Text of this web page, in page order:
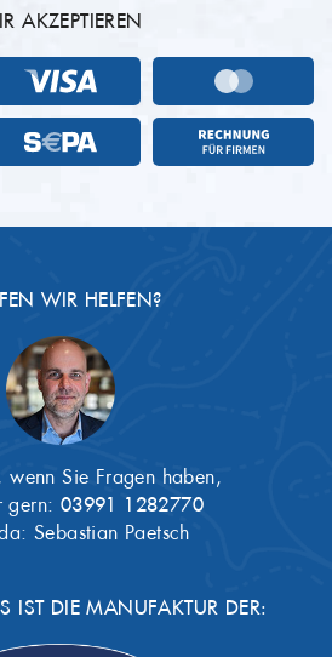
AKZEPTIEREN
WIR HELFEN?
wenn Sie Fragen haben,
gern: 03991 1282770
Sebastian Paetsch
IST DIE MANUFAKTUR DER: